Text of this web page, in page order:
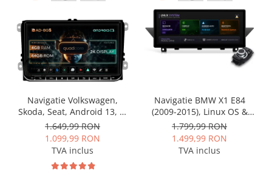
Navigatie Volkswagen,
Skoda, Seat, Android 13, S-
Quadcore / 4GB RAM +
64GB ROM, 9 Inch - AD-
BGSW94L
1.649,99 RON
1.099,99 RON
TVA inclus
Navigatie BMW X1 E84
(2009-2015), Linux OS &
OEM, Varianta iDrive,
CarPlay & Android Auto
Wireless, MirrorLink,
1.799,99 RON
1.499,99 RON
TVA inclus